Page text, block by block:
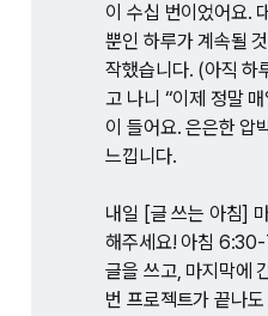
이 수십 번이었어요.
뿐인 하루가 계속될
작했습니다. (아직 하
고 나니 “이제 정말
이 들어요. 은은한 압
느낍니다.
내일 [글 쓰는 아침]
해주세요! 아침
글을 쓰고, 마지막에
번 프로젝트가 끝나